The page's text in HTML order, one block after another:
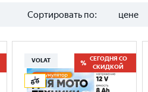
Сортировать по: цене
VOLAT
СЕГОДНЯ СО
СКИДКОЙ